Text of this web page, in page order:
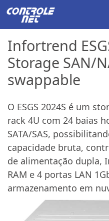
Infortrend
Storage SAN/
swappable
O ESGS 2024S é um
rack 4U com 24 baias
SATA/SAS,
capacidade bruta,
de alimentação dupla,
RAM e 4 portas LAN
armazenamento em